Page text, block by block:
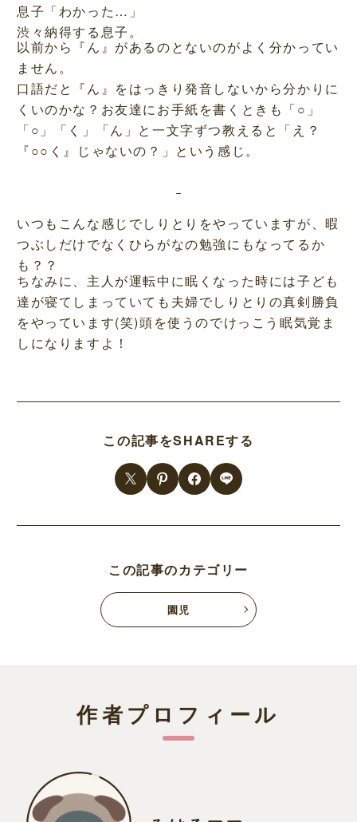
息子「わかった…」
渋々納得する息子。
以前から『ん』があるのとないのがよく分かってい
ません。
口語だと『ん』をはっきり発音しないから分かりに
くいのかな？お友達にお手紙を書くときも「○」
「○」「く」「ん」と一文字ずつ教えると「え？
『○○く』じゃないの？」という感じ。
いつもこんな感じでしりとりをやっていますが、暇
つぶしだけでなくひらがなの勉強にもなってるか
も？？
ちなみに、主人が運転中に眠くなった時には子ども
達が寝てしまっていても夫婦でしりとりの真剣勝負
をやっています(笑)頭を使うのでけっこう眠気覚ま
しになりますよ！
この記事をSHAREする
この記事のカテゴリー
園児
作者プロフィール